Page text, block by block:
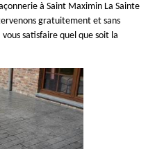
à Saint Maximin La Sainte
gratuitement et sans
satisfaire quel que soit la